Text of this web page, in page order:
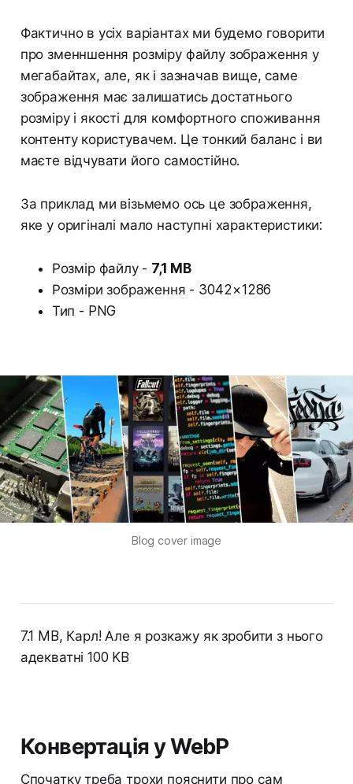
Фактично в усіх варіантах ми будемо говорити
про зменншення розміру файлу зображення у
мегабайтах, але, як і зазначав вище, саме
зображення має залишатись достатнього
розміру і якості для комфортного споживання
контенту користувачем. Це тонкий баланс і ви
маєте відчувати його самостійно.
За приклад ми візьмемо ось це зображення,
яке у оригіналі мало наступні характеристики:
Розмір файлу - 7,1 MB
Розміри зображення - 3042 × 1286
Тип - PNG
Blog cover image
7.1 MB, Карл! Але я розкажу як зробити з нього
адекватні 100 KB
Конвертація у WebP
Спочатку треба трохи пояснити про сам